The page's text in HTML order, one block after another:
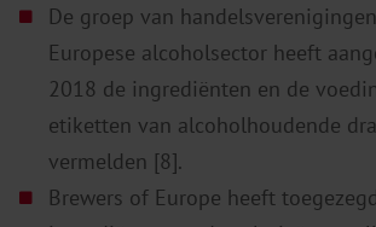
De groep van
Europese alcoholsector heeft
2018 de ingrediënten en de
etiketten van alcoholhoudende
vermelden [8].
Brewers of Europe heeft